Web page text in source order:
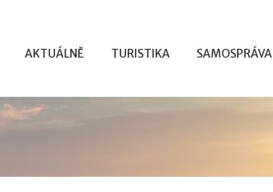
AKTUÁLNĚ TURISTIKA SAMOSPRÁVA